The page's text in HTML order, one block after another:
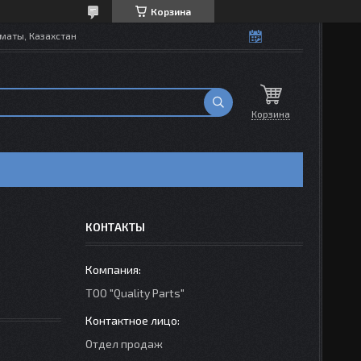
Корзина
Казахстан
Корзина
КОНТАКТЫ
ТОО "Quality Parts"
Отдел продаж